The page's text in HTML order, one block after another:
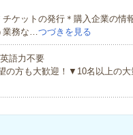
ケットの発行＊購入企業の情
業務な…つづきを見る
語力不要
の方も大歓迎！▼10名以上の